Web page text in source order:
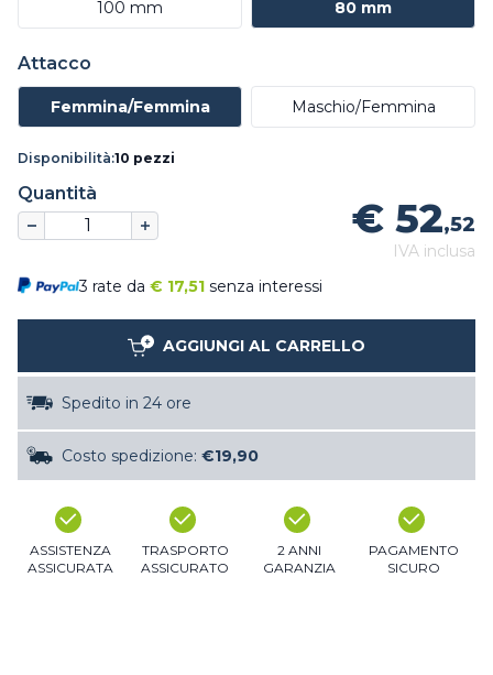
100 mm 80 mm
Attacco
Femmina/Femmina Maschio/Femmina
Disponibilità:10 pezzi
Quantità
€ 52,52
IVA inclusa
3 rate da € 17,51 senza interessi
AGGIUNGI AL CARRELLO
Spedito in 24 ore
Costo spedizione: €19,90
ASSISTENZA
ASSICURATA
TRASPORTO
ASSICURATO
2 ANNI
GARANZIA
PAGAMENTO
SICURO